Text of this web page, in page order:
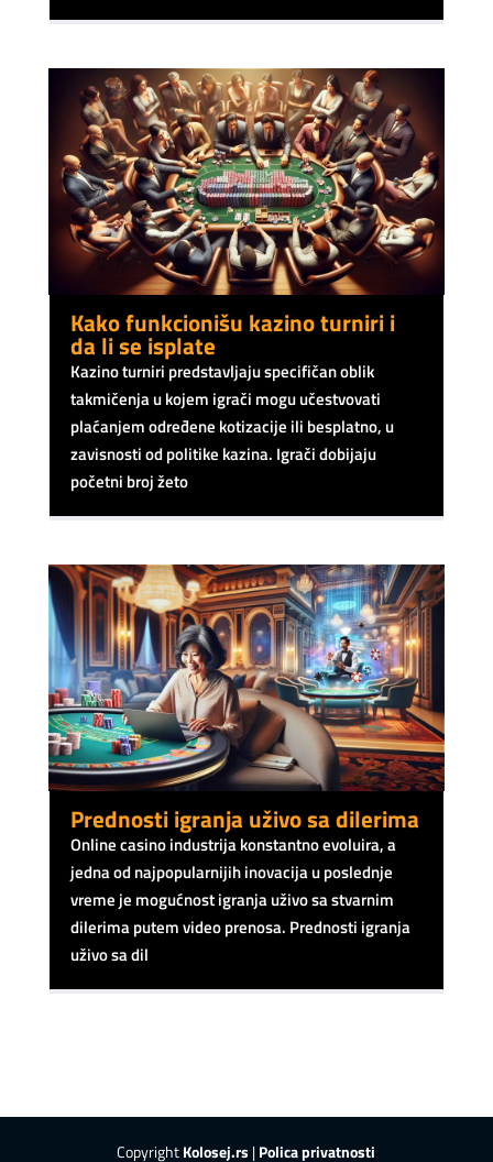
Kako funkcionišu kazino turniri i
da li se isplate
Kazino turniri predstavljaju specifičan oblik
takmičenja u kojem igrači mogu učestvovati
plaćanjem određene kotizacije ili besplatno, u
zavisnosti od politike kazina. Igrači dobijaju
početni broj žeto
Prednosti igranja uživo sa dilerima
Online casino industrija konstantno evoluira, a
jedna od najpopularnijih inovacija u poslednje
vreme je mogućnost igranja uživo sa stvarnim
dilerima putem video prenosa. Prednosti igranja
uživo sa dil
CopyrightKolosej.rs |Polica privatnosti